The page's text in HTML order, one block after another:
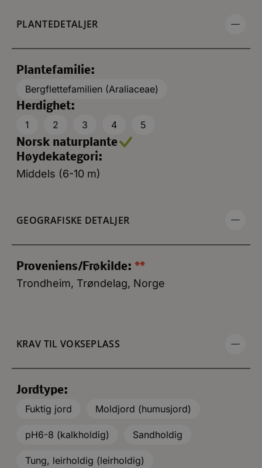
PLANTEDETALJER
Plantefamilie:
Bergflettefamilien (Araliaceae)
Herdighet:
1
2 3 4
5
Norsk naturplante
Høydekategori:
Middels (6-10 m)
GEOGRAFISKE DETALJER
Proveniens/Frøkilde: **
Trondheim, Trøndelag, Norge
KRAV TIL VOKSEPLASS
Jordtype:
Fuktig jord
Moldjord (humusjord)
pH6-8 (kalkholdig) Sandholdig
Tung, leirholdig (leirholdig)